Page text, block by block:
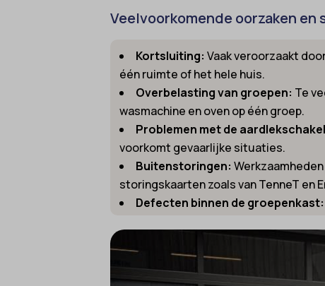
Veelvoorkomende oorzaken
Kortsluiting: Vaak veroorzaakt
één ruimte of het hele huis.
Overbelasting van groepen: Te
wasmachine en oven op één groep.
Problemen met de
voorkomt gevaarlijke situaties.
Buitenstoringen:
storingskaarten zoals van TenneT en
Defecten binnen de groepenkast: